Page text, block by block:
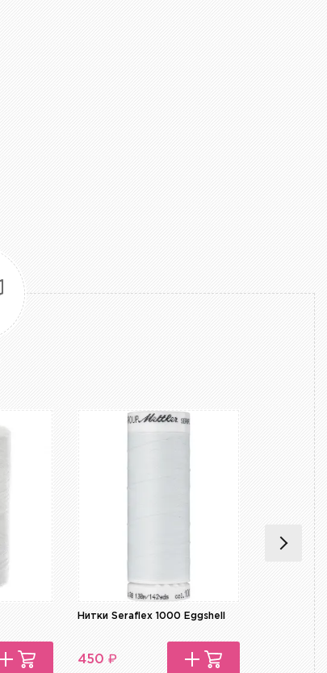
Нитки Seraflex 1000 Eggshell
450 ₽
Нитки